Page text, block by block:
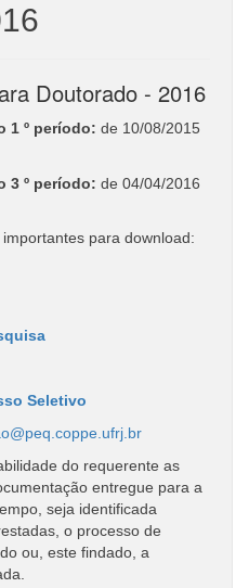
Doutorado - 2016
1 º período: de 10/08/2015
3 º período: de 04/04/2016
para download:
Seletivo
do requerente as
entregue para a
seja identificada
o processo de
ou, este findado, a